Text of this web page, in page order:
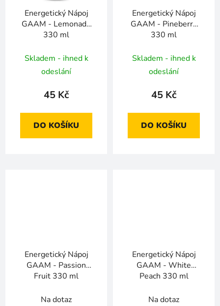
Energetický Nápoj
GAAM - Lemonade
330 ml
Skladem - ihned k
odeslání
45 Kč
DO KOŠÍKU
Energetický Nápoj
GAAM - Pineberry
330 ml
Skladem - ihned k
odeslání
45 Kč
DO KOŠÍKU
Energetický Nápoj
GAAM - Passion
Fruit 330 ml
Na dotaz
Energetický Nápoj
GAAM - White
Peach 330 ml
Na dotaz